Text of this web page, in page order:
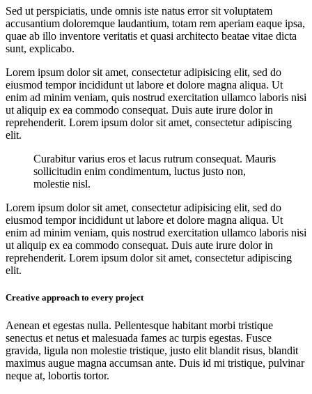
Sed ut perspiciatis, unde omnis iste natus error sit voluptatem
accusantium doloremque laudantium, totam rem aperiam eaque ipsa,
quae ab illo inventore veritatis et quasi architecto beatae vitae dicta
sunt, explicabo.
Lorem ipsum dolor sit amet, consectetur adipisicing elit, sed do
eiusmod tempor incididunt ut labore et dolore magna aliqua. Ut
enim ad minim veniam, quis nostrud exercitation ullamco laboris nisi
ut aliquip ex ea commodo consequat. Duis aute irure dolor in
reprehenderit. Lorem ipsum dolor sit amet, consectetur adipiscing
elit.
Curabitur varius eros et lacus rutrum consequat. Mauris
sollicitudin enim condimentum, luctus justo non,
molestie nisl.
Lorem ipsum dolor sit amet, consectetur adipisicing elit, sed do
eiusmod tempor incididunt ut labore et dolore magna aliqua. Ut
enim ad minim veniam, quis nostrud exercitation ullamco laboris nisi
ut aliquip ex ea commodo consequat. Duis aute irure dolor in
reprehenderit. Lorem ipsum dolor sit amet, consectetur adipiscing
elit.
Creative approach to every project
Aenean et egestas nulla. Pellentesque habitant morbi tristique
senectus et netus et malesuada fames ac turpis egestas. Fusce
gravida, ligula non molestie tristique, justo elit blandit risus, blandit
maximus augue magna accumsan ante. Duis id mi tristique, pulvinar
neque at, lobortis tortor.